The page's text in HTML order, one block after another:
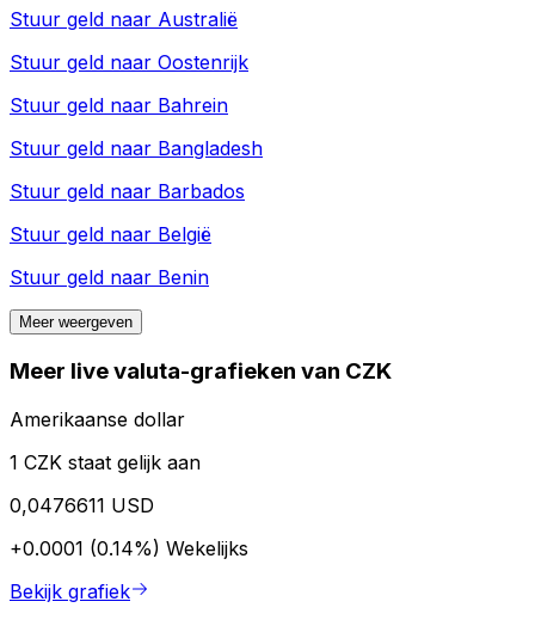
Stuur geld naar Australië
Stuur geld naar Oostenrijk
Stuur geld naar Bahrein
Stuur geld naar Bangladesh
Stuur geld naar Barbados
Stuur geld naar België
Stuur geld naar Benin
Meer weergeven
Meer live valuta-grafieken van CZK
Amerikaanse dollar
1 CZK staat gelijk aan
0,0476611 USD
+0.0001 (0.14%) Wekelijks
Bekijk grafiek